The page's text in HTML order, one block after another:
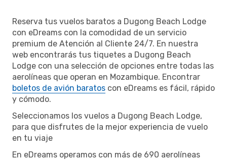
Reserva tus vuelos baratos a Dugong Beach Lodge
con eDreams con la comodidad de un servicio
premium de Atención al Cliente 24/7. En nuestra
web encontrarás tus tiquetes a Dugong Beach
Lodge con una selección de opciones entre todas las
aerolíneas que operan en Mozambique. Encontrar
boletos de avión baratos con eDreams es fácil, rápido
y cómodo.
Seleccionamos los vuelos a Dugong Beach Lodge,
para que disfrutes de la mejor experiencia de vuelo
en tu viaje
En eDreams operamos con más de 690 aerolíneas